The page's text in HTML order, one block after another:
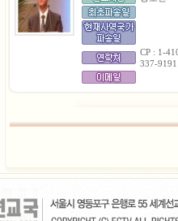
CP : 1-
337-9191